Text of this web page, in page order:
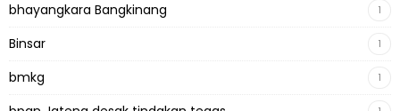
bhayangkara Bangkinang 1
Binsar 1
bmkg 1